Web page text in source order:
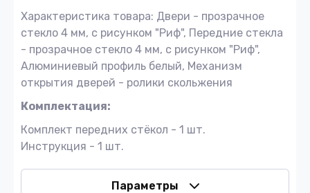
Характеристика товара: Двери - прозрачное
стекло 4 мм, с рисунком "Риф", Передние стекла
- прозрачное стекло 4 мм, с рисунком "Риф",
Алюминиевый профиль белый, Механизм
открытия дверей - ролики скольжения
Комплектация:
Комплект передних стёкол - 1 шт.
Инструкция - 1 шт.
Параметры